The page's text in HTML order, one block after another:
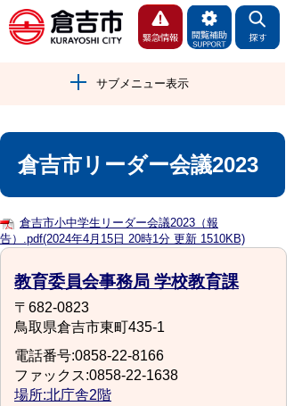
サブメニュー表示
倉吉市リーダー会議2023
倉吉市小中学生リーダー会議2023（報
告）.pdf(2024年4月15日 20時1分 更新 1510KB)
教育委員会事務局 学校教育課
〒682-0823
鳥取県倉吉市東町435-1
電話番号:0858-22-8166
ファックス:0858-22-1638
場所:北庁舎2階